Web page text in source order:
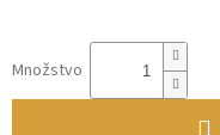
Množstvo